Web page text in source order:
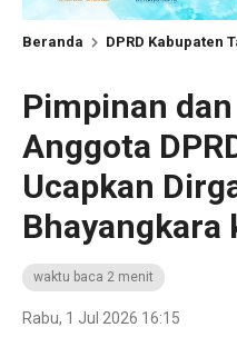
Beranda DPRD Kabupaten
Pimpinan
Anggota
Ucapkan
Bhayangkara
waktu baca 2 menit
Rabu, 1 Jul 2026 16:15